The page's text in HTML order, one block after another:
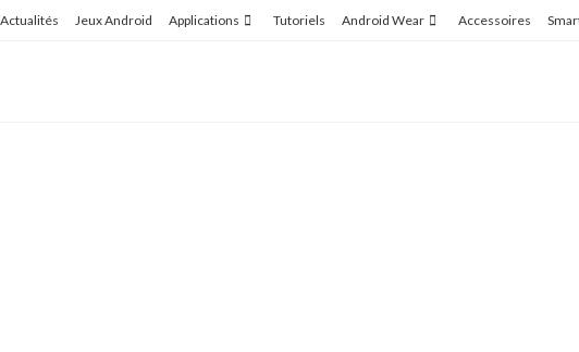
Actualités Jeux Android Applications Tutoriels Android Wear Accessoires